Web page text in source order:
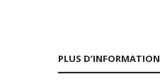
PLUS D’INFORMATION